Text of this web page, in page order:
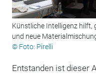
Künstliche Intelligenz hilft,
und neue
© Foto: Pirelli
Entstanden ist dieser